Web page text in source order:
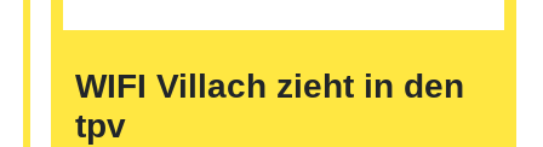
WIFI Villach zieht in den
tpv